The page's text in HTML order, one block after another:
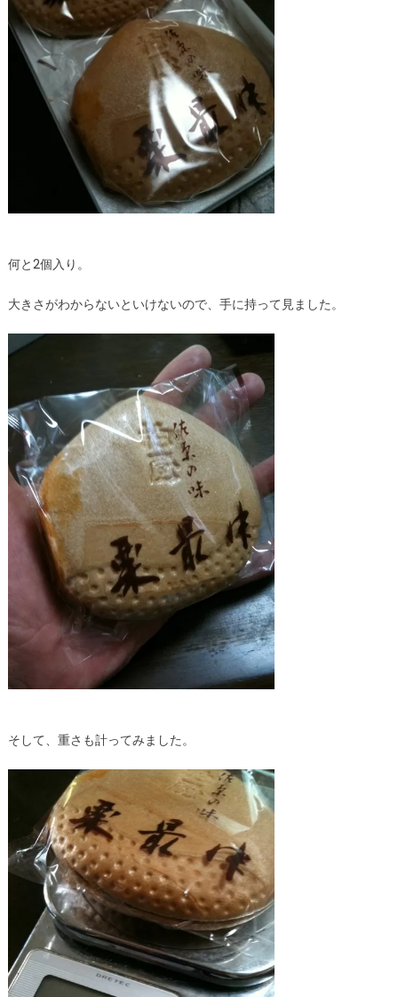
何と2個入り。
大きさがわからないといけないので、手に持って見ました。
そして、重さも計ってみました。